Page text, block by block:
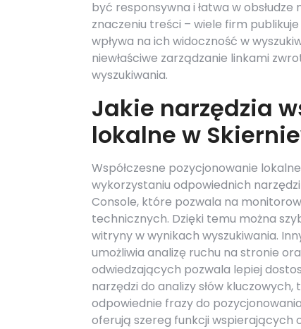
być responsywna i łatwa w
znaczeniu treści – wiele firm
wpływa na ich widoczność w
niewłaściwe zarządzanie linkami
wyszukiwania.
Jakie narzędzia
lokalne w
Współczesne pozycjonowanie
wykorzystaniu odpowiednich
Console, które pozwala na
technicznych. Dzięki temu można
witryny w wynikach wyszukiwania.
umożliwia analizę ruchu na stronie
odwiedzających pozwala lepiej
narzędzi do analizy słów
odpowiednie frazy do
oferują szereg funkcji